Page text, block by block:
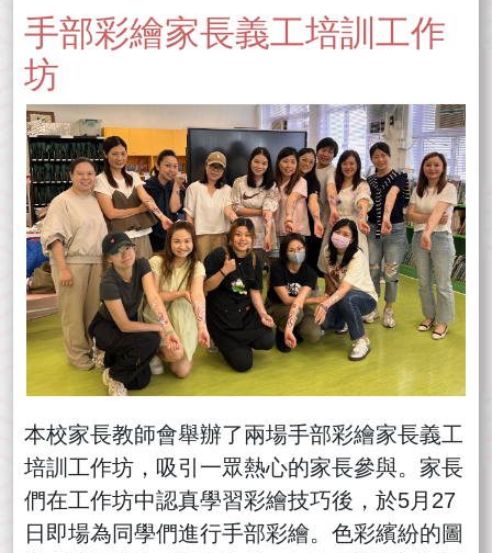
手部彩繪家長義工培訓工作
坊
本校家長教師會舉辦了兩場手部彩繪家長義工
培訓工作坊，吸引一眾熱心的家長參與。家長
們在工作坊中認真學習彩繪技巧後，於5月27
日即場為同學們進行手部彩繪。色彩繽紛的圖